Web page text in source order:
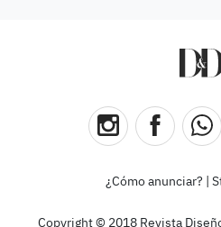
¿Cómo anunciar?
Copyright © 2018 Revista